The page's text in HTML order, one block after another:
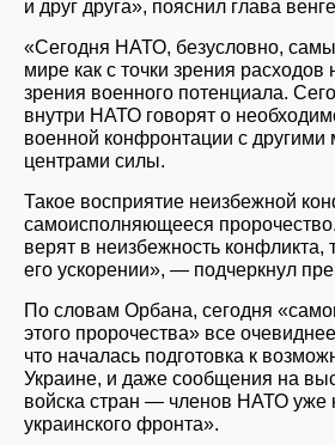
и друг друга», пояснил глава
«Сегодня НАТО, безусловно,
мире как с точки зрения расходов
зрения военного потенциала.
внутри НАТО говорят о
военной конфронтации с
центрами силы.
Такое восприятие неизбежной
самоисполняющееся
верят в неизбежность конфликта,
его ускорении», — подчеркнул
По словам Орбана, сегодня
этого пророчества» все
что началась подготовка к
Украине, и даже сообщения на
войска стран — членов НАТО уже
украинского фронта».